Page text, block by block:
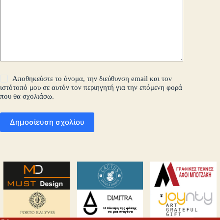
Αποθηκεύστε το όνομα, την διεύθυνση email και τον
ιστότοπό μου σε αυτόν τον περιηγητή για την επόμενη φορά
που θα σχολιάσω.
Δημοσίευση σχολίου